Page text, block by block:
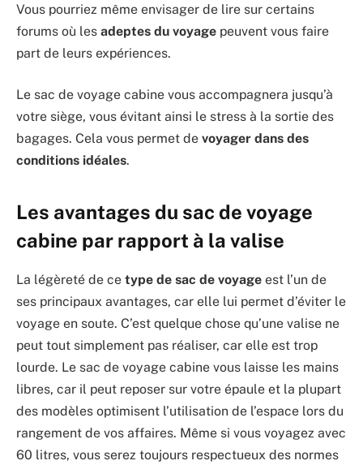
Vous pourriez même envisager de lire sur certains
forums où les adeptes du voyage peuvent vous faire
part de leurs expériences.
Le sac de voyage cabine vous accompagnera jusqu’à
votre siège, vous évitant ainsi le stress à la sortie des
bagages. Cela vous permet de voyager dans des
conditions idéales.
Les avantages du sac de voyage
cabine par rapport à la valise
La légèreté de ce type de sac de voyage est l’un de
ses principaux avantages, car elle lui permet d’éviter le
voyage en soute. C’est quelque chose qu’une valise ne
peut tout simplement pas réaliser, car elle est trop
lourde. Le sac de voyage cabine vous laisse les mains
libres, car il peut reposer sur votre épaule et la plupart
des modèles optimisent l’utilisation de l’espace lors du
rangement de vos affaires. Même si vous voyagez avec
60 litres, vous serez toujours respectueux des normes